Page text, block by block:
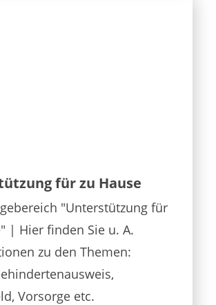
für zu Hause
"Unterstützung für
| Hier finden Sie u. A.
zu den Themen:
Vorsorge etc.